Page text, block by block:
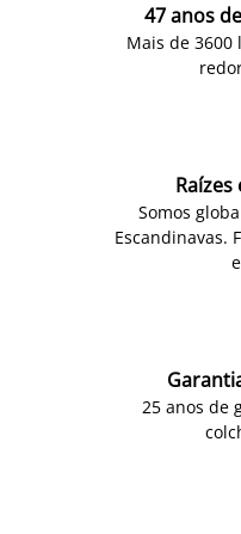
47 anos
Mais de 3600
Somos
Escandinavas.
25 anos de